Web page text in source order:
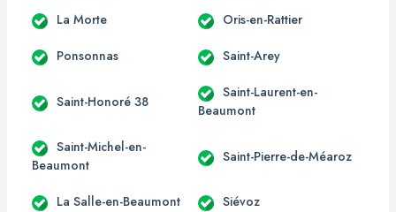
La Morte Oris-en-Rattier
Ponsonnas Saint-Arey
Saint-Honoré 38
Saint-Laurent-en-
Beaumont
Saint-Michel-en-
Beaumont
Saint-Pierre-de-Méaroz
La Salle-en-Beaumont Siévoz